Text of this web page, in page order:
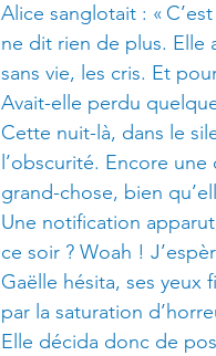
Alice sanglotait : «
ne dit rien de plus. Elle
sans vie, les cris. Et
Avait-elle perdu
Cette nuit-là, dans le
l’obscurité. Encore
grand-chose, bien
Une notification apparut,
ce soir ? Woah !
Gaëlle hésita, ses yeux
par la saturation
Elle décida donc de